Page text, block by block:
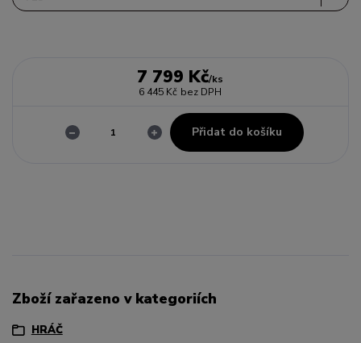
7 799 Kč/ks
6 445 Kč bez DPH
Přidat do košíku
Zboží zařazeno v kategoriích
HRÁČ